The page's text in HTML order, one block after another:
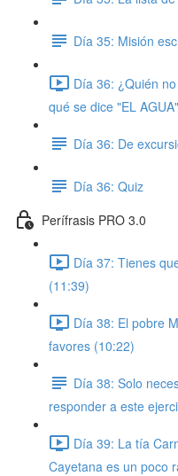
Día 35: Misión
Día 36: ¿Quién
qué se dice "EL
Día 36: De
Día 36: Quiz
Perífrasis PRO 3.0
Día 37: Tienes
(11:39)
Día 38: El pobre
favores (10:22)
Día 38: Solo
responder a este
Día 39: La tía
Cayetana es un poco